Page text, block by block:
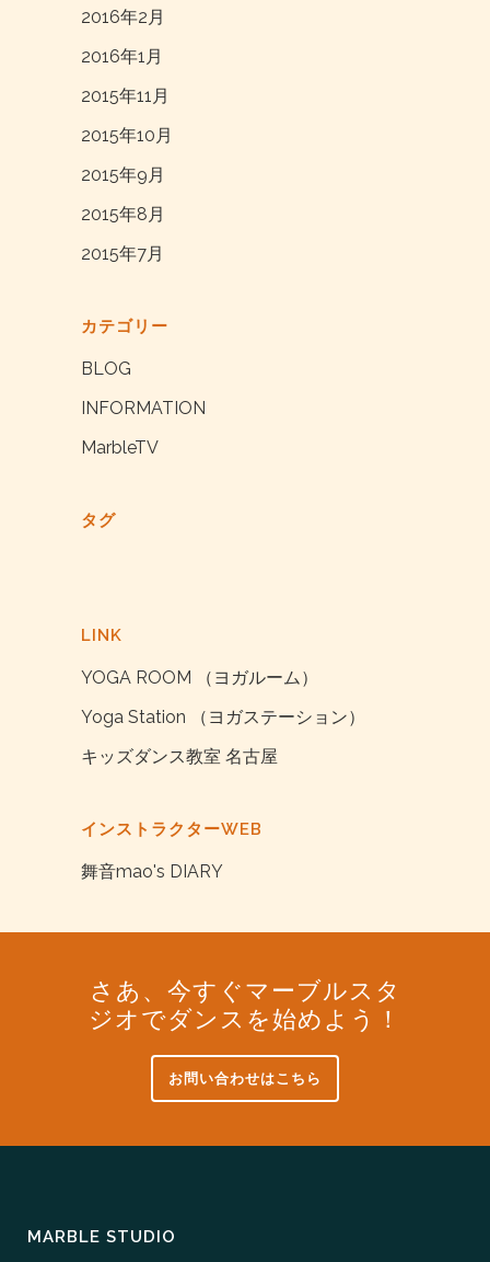
2016年2月
2016年1月
2015年11月
2015年10月
2015年9月
2015年8月
2015年7月
カテゴリー
BLOG
INFORMATION
MarbleTV
タグ
LINK
YOGA ROOM （ヨガルーム）
Yoga Station （ヨガステーション）
キッズダンス教室 名古屋
インストラクターWEB
舞音mao's DIARY
さあ、今すぐマーブルスタ
ジオでダンスを始めよう！
お問い合わせはこちら
MARBLE STUDIO